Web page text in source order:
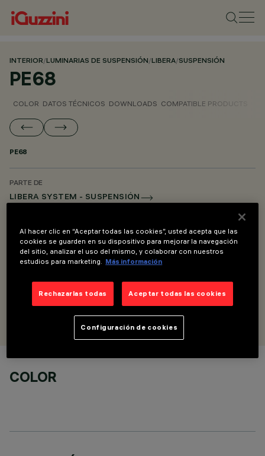
INTERIOR/LUMINARIAS DE SUSPENSIÓN/LIBERA/SUSPENSIÓN
PE68
COLOR DATOS TÉCNICOS DOWNLOADS COMPATIBLE PRODUCTS
PE68
PARTE DE
LIBERA SYSTEM - SUSPENSIÓN
DESCRIPCIÓN
Kit de suspensión para salto de cota - L = 900
DISEÑADO POR
COLOR
Al hacer clic en “Aceptar todas las cookies”, usted acepta que las
cookies se guarden en su dispositivo para mejorar la navegación
del sitio, analizar el uso del mismo, y colaborar con nuestros
estudios para marketing.
Más información
Rechazarlas todas Aceptar todas las cookies
Configuración de cookies